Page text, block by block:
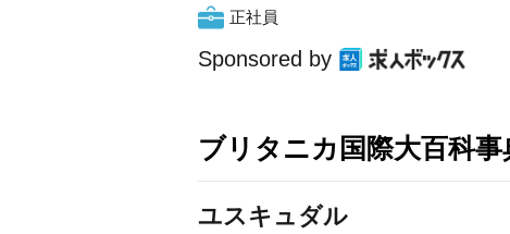
正社員
Sponsored by
ブリタニカ国際大百科
ユスキュダル